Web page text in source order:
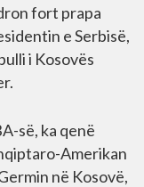
fort prapa
e Serbisë,
i Kosovës
së, ka qenë
Amerikan
në Kosovë,